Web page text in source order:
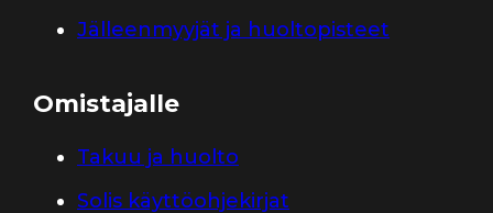
Jälleenmyyjät ja huoltopisteet
Omistajalle
Takuu ja huolto
Solis käyttöohjekirjat